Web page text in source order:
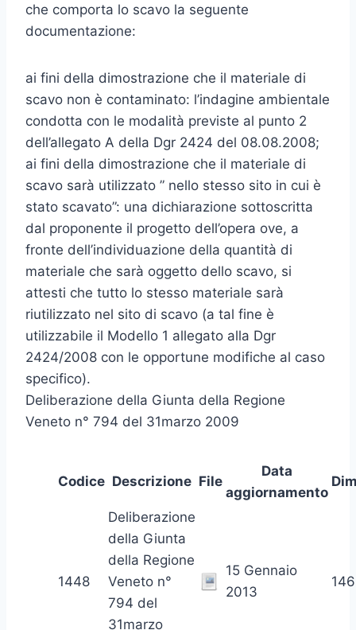
che comporta lo scavo la seguente
documentazione:
ai fini della dimostrazione che il materiale di
scavo non è contaminato: l’indagine ambientale
condotta con le modalità previste al punto 2
dell’allegato A della Dgr 2424 del 08.08.2008;
ai fini della dimostrazione che il materiale di
scavo sarà utilizzato ” nello stesso sito in cui è
stato scavato”: una dichiarazione sottoscritta
dal proponente il progetto dell’opera ove, a
fronte dell’individuazione della quantità di
materiale che sarà oggetto dello scavo, si
attesti che tutto lo stesso materiale sarà
riutilizzato nel sito di scavo (a tal fine è
utilizzabile il Modello 1 allegato alla Dgr
2424/2008 con le opportune modifiche al caso
specifico).
Deliberazione della Giunta della Regione
Veneto n° 794 del 31marzo 2009
Codice Descrizione File
Data
aggiornamento
1448
Deliberazione
della Giunta
della Regione
Veneto n°
794 del
31marzo
15 Gennaio
2013